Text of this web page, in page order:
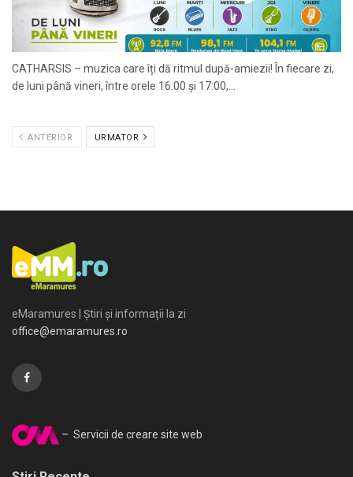
CATHARSIS – muzica care îți dă ritmul după-amiezii! În fiecare zi,
de luni până vineri, între orele 16:00 și 17:00,...
ANTERIOR URMATOR
eMaramures | Știri și informații la zi
office@emaramures.ro
– Servicii de creare site web